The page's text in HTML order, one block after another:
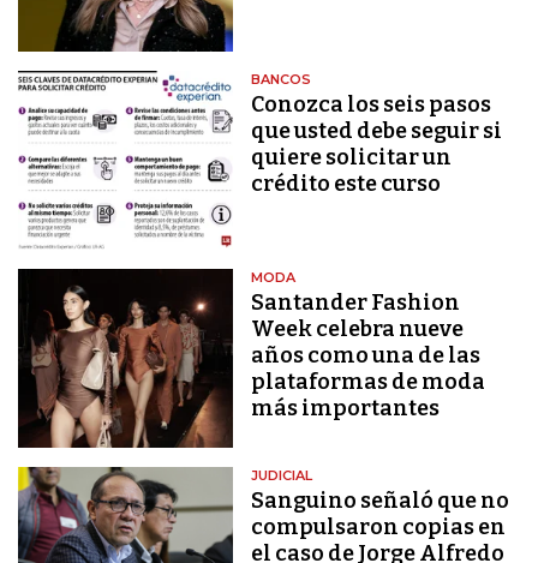
BANCOS
Conozca los seis pasos
que usted debe seguir si
quiere solicitar un
crédito este curso
MODA
Santander Fashion
Week celebra nueve
años como una de las
plataformas de moda
más importantes
JUDICIAL
Sanguino señaló que no
compulsaron copias en
el caso de Jorge Alfredo